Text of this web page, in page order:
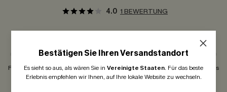
4.0 1 BEWERTUNG
Fällt Klein Aus Passt Gut Fällt Groß Aus
Bestätigen Sie Ihren Versandstandort
Es sieht so aus, als wären Sie in Vereinigte Staaten. Für das beste
Erlebnis empfehlen wir Ihnen, auf Ihre lokale Website zu wechseln.